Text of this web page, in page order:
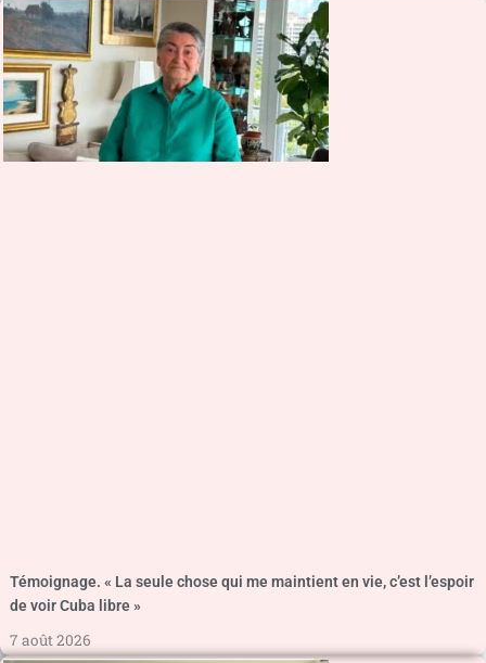
Témoignage. « La seule chose qui me maintient en vie, c’est l’espoir
de voir Cuba libre »
7 août 2026